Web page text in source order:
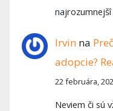
Irvin na
adopcie?
22 februára,
Neviem či sú